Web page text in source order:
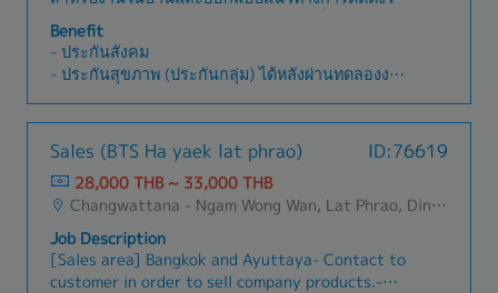
เป็นไปตามข้อกำหนดมาตราฐานงานติดตั้งระบบไฟฟ้า
- ให้ความรู ้ คำปรึกษา แนะนำ และตอบคำถามหรือ
ข้อสงสัยทางด้านเทคนิค - จัดทำเอกสารรายงานการ
เข้าสำรวจ (Survey Report) ให้ตรงตามมาตราฐาน
การติดตั้งระบบไฟฟ้าและข้อกำหนดของบริษัท - จัด
วัสดุอุปกรณ์ที่ใช้ในงานติดตั้ง (BOQ) - ติดต่อประสาน
งานกับบุคคลหรือหน่วยงานที่เกี่ยวข้อง ตลอดจน
ดำเนินการต่างๆ ในการทำให้งานหรือโครงการต่างๆ
บรรลุตามแผนที่กำหนด - ปฏิบัติงานอื่นๆ ตามที่ได้รับ
มอบหมาย - ติดต่อประสานงานกับองค์กรที่เกี่ยวข้อง
เพื่อขอเอกสารและจัดทำเอกสาร - ประสานงานและ
นัดหมายวันเข้าทำงานกับคู่ค้าและลูกค้า
Benefit
- ประกันสังคม
- ประกันสุขภาพ (ประกันกลุ่ม) ได้หลังผ่านทดลองงาน
- พิจารณาปรับเงินเดือนประจำปี
- วันพักผ่อน เริ่มต้น 12 วันต่อปี
- งานเลี้ยงสังสรรค์
- การตจรวจสุขภาพ และ ฉีดวัคซีนประจำปี
- ประกันอุบัติเหตุ ไม่ต้องผ่านทดลองงานเข้าไปทำงา
นวันเเรกมีประกันอุบัติเหตุให้เลย
Sales (BTS Ha yaek lat phrao) ID:76619
28,000 THB ~ 33,000 THB
Changwattana - Ngam Wong Wan, Lat Phrao, Din Daeng/Vibhavadi/Don Muang, Sai Mai, Lak Si
Job Description
[Sales area] Bangkok and Ayuttaya- Contact to
customer in order to sell company products.-